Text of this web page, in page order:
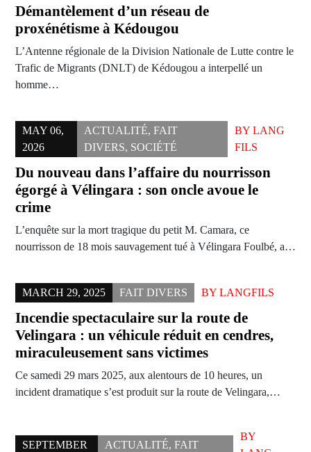
Démantèlement d’un réseau de
proxénétisme à Kédougou
L’Antenne régionale de la Division Nationale de Lutte contre le
Trafic de Migrants (DNLT) de Kédougou a interpellé un
homme…
MAY 06,
2026
ACTUALITÉ,FAIT
DIVERS, SOCIÉTÉ
BY LANG
FILS
Du nouveau dans l’affaire du nourrisson
égorgé à Vélingara : son oncle avoue le
crime
L’enquête sur la mort tragique du petit M. Camara, ce
nourrisson de 18 mois sauvagement tué à Vélingara Foulbé, a…
MARCH 29, 2025 FAIT DIVERS BY LANGFILS
Incendie spectaculaire sur la route de
Velingara : un véhicule réduit en cendres,
miraculeusement sans victimes
Ce samedi 29 mars 2025, aux alentours de 10 heures, un
incident dramatique s’est produit sur la route de Velingara,…
SEPTEMBER
ACTUALITÉ, FAIT
BY